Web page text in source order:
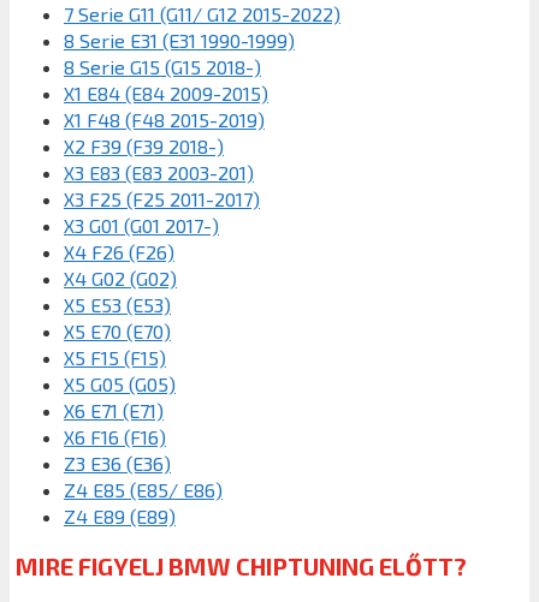
7 Serie G11 (G11/ G12 2015-2022)
8 Serie E31 (E31 1990-1999)
8 Serie G15 (G15 2018-)
X1 E84 (E84 2009-2015)
X1 F48 (F48 2015-2019)
X2 F39 (F39 2018-)
X3 E83 (E83 2003-201)
X3 F25 (F25 2011-2017)
X3 G01 (G01 2017-)
X4 F26 (F26)
X4 G02 (G02)
X5 E53 (E53)
X5 E70 (E70)
X5 F15 (F15)
X5 G05 (G05)
X6 E71 (E71)
X6 F16 (F16)
Z3 E36 (E36)
Z4 E85 (E85/ E86)
Z4 E89 (E89)
MIRE FIGYELJ BMW CHIPTUNING ELŐTT?